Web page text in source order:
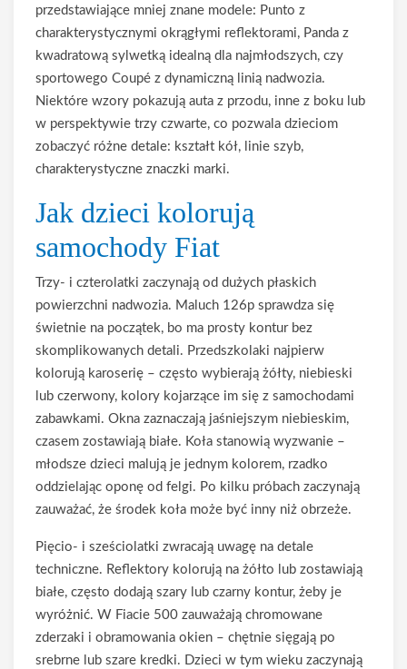
przedstawiające mniej znane modele: Punto z
charakterystycznymi okrągłymi reflektorami, Panda z
kwadratową sylwetką idealną dla najmłodszych, czy
sportowego Coupé z dynamiczną linią nadwozia.
Niektóre wzory pokazują auta z przodu, inne z boku lub
w perspektywie trzy czwarte, co pozwala dzieciom
zobaczyć różne detale: kształt kół, linie szyb,
charakterystyczne znaczki marki.
Jak dzieci kolorują
samochody Fiat
Trzy- i czterolatki zaczynają od dużych płaskich
powierzchni nadwozia. Maluch 126p sprawdza się
świetnie na początek, bo ma prosty kontur bez
skomplikowanych detali. Przedszkolaki najpierw
kolorują karoserię – często wybierają żółty, niebieski
lub czerwony, kolory kojarzące im się z samochodami
zabawkami. Okna zaznaczają jaśniejszym niebieskim,
czasem zostawiają białe. Koła stanowią wyzwanie –
młodsze dzieci malują je jednym kolorem, rzadko
oddzielając oponę od felgi. Po kilku próbach zaczynają
zauważać, że środek koła może być inny niż obrzeże.
Pięcio- i sześciolatki zwracają uwagę na detale
techniczne. Reflektory kolorują na żółto lub zostawiają
białe, często dodają szary lub czarny kontur, żeby je
wyróżnić. W Fiacie 500 zauważają chromowane
zderzaki i obramowania okien – chętnie sięgają po
srebrne lub szare kredki. Dzieci w tym wieku zaczynają